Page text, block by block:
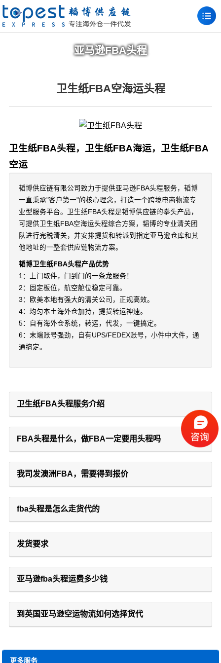
亚马逊FBA头程
卫生纸FBA空海运头程
卫生纸FBA头程，卫生纸FBA海运，卫生纸FBA
空运
韬博供应链有限公司致力于提供亚马逊FBA头程服务，韬博
一直秉承"客户第一"的核心理念，打造一个跨境电商物流专
业型服务平台。卫生纸FBA头程是韬博供应链的拳头产品，
可提供卫生纸FBA空海运头程综合方案，韬博的专业清关团
队进行完税清关，并安排提货和转派到指定亚马逊仓库和其
他地址的一整套供应链物流方案。
韬博卫生纸FBA头程产品优势
1：上门取件，门到门的一条龙服务！
2：固定板位，航空舱位稳定可靠。
3：欧美本地有强大的清关公司，正规高效。
4：均匀本土海外仓加持，提货转运神速。
5：自有海外仓系统，转运，代发，一键搞定。
6：末端账号强劲，自有UPS/FEDEX账号，小件中大件，通
通搞定。
卫生纸FBA头程服务介绍
FBA头程是什么，做FBA一定要用头程吗
我司发澳洲FBA，需要得到报价
fba头程是怎么走货代的
发货要求
亚马逊fba头程运费多少钱
到英国亚马逊空运物流如何选择货代
更多服务